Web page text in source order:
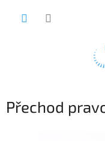
Přechod